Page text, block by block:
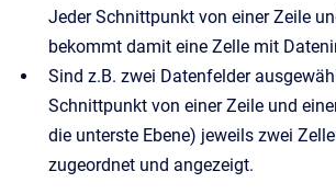
Jeder Schnittpunkt von einer Zeile
bekommt damit eine Zelle mit
Sind z.B. zwei Datenfelder
Schnittpunkt von einer Zeile und
die unterste Ebene) jeweils zwei
zugeordnet und angezeigt.